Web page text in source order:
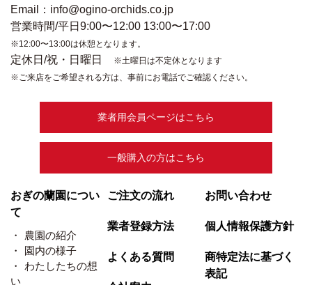
Email：info@ogino-orchids.co.jp
営業時間/平日9:00〜12:00 13:00〜17:00
※12:00〜13:00は休憩となります。
定休日/祝・日曜日
※土曜日は不定休となります
※ご来店をご希望される方は、事前にお電話でご確認ください。
業者用会員ページはこちら
一般購入の方はこちら
おぎの蘭園につい
て
農園の紹介
園内の様子
わたしたちの想
い
ご注文の流れ
業者登録方法
よくある質問
お問い合わせ
個人情報保護方針
商特定法に基づく
表記